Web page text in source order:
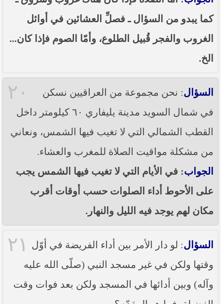
كما يبدو من السؤال ـ فصلِّ العشائين في أوائل
الغروب والفجر قُبيل الطلوع، وأمّا الصوم فإذا كان...
الخ.
٢٠ السؤال: نحن مجموعة من العراقيين نسكن
في شمال السويد مدينة يليفاري ٦٠ كيلومتر داخل
القطب الشمالي التي لا تغيب فيها الشمس، ونعاني
من مشكلة مواقيت الصلاة للمغرب والعشاء.
الجواب: في الأيام التي لا تغيب فيها الشمس يجب
على الأحوط أداء الصلوات حسب أوقات أقرب
مكان لهم يوجد فيه الليل والنهار.
٢١ السؤال: لو دار الأمر بين أداء الفريضة في أوّل
وقتها ولكن في غير مسجد النبي (صلّى الله عليه
وآله) وبين أدائها في المسجد ولكن بعد فوات وقت